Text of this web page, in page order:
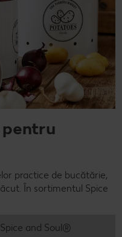
practice de bucătărie,
În sortimentul Spice
and Soul®